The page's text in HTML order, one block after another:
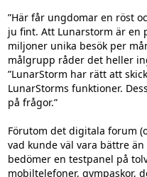
”Här får ungdomar en röst
ju fint. Att Lunarstorm är en
miljoner unika besök per
målgrupp råder det heller
”LunarStorm har rätt att
LunarStorms funktioner.
på frågor.”
Förutom det digitala forum
vad kunde väl vara bättre
bedömer en testpanel på
mobiltelefoner, gympaskor,